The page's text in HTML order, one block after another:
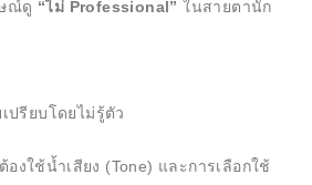
ณ์ดู “ไม่ Professional” ในสายตานัก
ปรียบโดยไม่รู้ตัว
องใช้น้ำเสียง (Tone) และการเลือกใช้